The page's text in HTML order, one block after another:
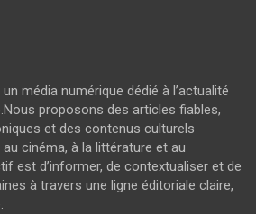
média numérique dédié à l’actualité
proposons des articles fiables,
et des contenus culturels
cinéma, à la littérature et au
est d’informer, de contextualiser et de
à travers une ligne éditoriale claire,